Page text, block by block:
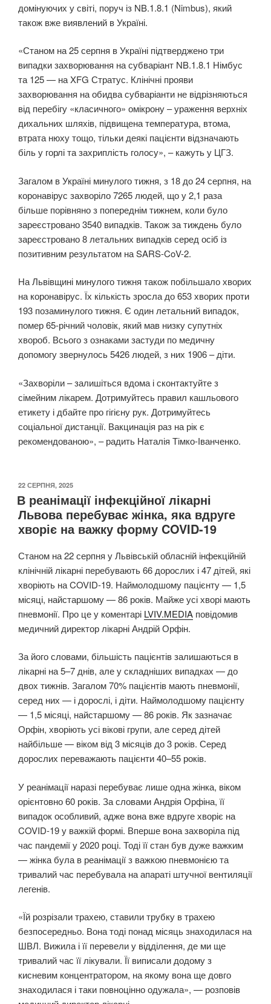
домінуючих у світі, поруч із NB.1.8.1 (Nimbus), який
також вже виявлений в Україні.
«Станом на 25 серпня в Україні підтверджено три
випадки захворювання на субваріант NB.1.8.1 Німбус
та 125 — на XFG Стратус. Клінічні прояви
захворювання на обидва субваріанти не відрізняються
від перебігу «класичного» омікрону – ураження верхніх
дихальних шляхів, підвищена температура, втома,
втрата нюху тощо, тільки деякі пацієнти відзначають
біль у горлі та захриплість голосу», – кажуть у ЦГЗ.
Загалом в Україні минулого тижня, з 18 до 24 серпня, на
коронавірус захворіло 7265 людей, що у 2,1 раза
більше порівняно з попереднім тижнем, коли було
зареєстровано 3540 випадків. Також за тиждень було
зареєстровано 8 летальних випадків серед осіб із
позитивним результатом на SARS-CoV-2.
На Львівщині минулого тижня також побільшало хворих
на коронавірус. Їх кількість зросла до 653 хворих проти
193 позаминулого тижня. Є один летальний випадок,
помер 65-річний чоловік, який мав низку супутніх
хвороб. Всього з ознаками застуди по медичну
допомогу звернулось 5426 людей, з них 1906 – діти.
«Захворіли – залишіться вдома і сконтактуйте з
сімейним лікарем. Дотримуйтесь правил кашльового
етикету і дбайте про гігієну рук. Дотримуйтесь
соціальної дистанції. Вакцинація раз на рік є
рекомендованою», – радить Наталія Тімко-Іванченко.
ОПУБЛІКОВАНО
22 СЕРПНЯ, 2025
В реанімації інфекційної лікарні
Львова перебуває жінка, яка вдруге
хворіє на важку форму COVID-19
Станом на 22 серпня у Львівській обласній інфекційній
клінічній лікарні перебувають 66 дорослих і 47 дітей, які
хворіють на COVID-19. Наймолодшому пацієнту — 1,5
місяці, найстаршому — 86 років. Майже усі хворі мають
пневмонії. Про це у коментарі LVIV.MEDIA повідомив
медичний директор лікарні Андрій Орфін.
За його словами, більшість пацієнтів залишаються в
лікарні на 5–7 днів, але у складніших випадках — до
двох тижнів. Загалом 70% пацієнтів мають пневмонії,
серед них — і дорослі, і діти. Наймолодшому пацієнту
— 1,5 місяці, найстаршому — 86 років. Як зазначає
Орфін, хворіють усі вікові групи, але серед дітей
найбільше — віком від 3 місяців до 3 років. Серед
дорослих переважають пацієнти 40–55 років.
У реанімації наразі перебуває лише одна жінка, віком
орієнтовно 60 років. За словами Андрія Орфіна, її
випадок особливий, адже вона вже вдруге хворіє на
COVID-19 у важкій формі. Вперше вона захворіла під
час пандемії у 2020 році. Тоді її стан був дуже важким
— жінка була в реанімації з важкою пневмонією та
тривалий час перебувала на апараті штучної вентиляції
легенів.
«Їй розрізали трахею, ставили трубку в трахею
безпосередньо. Вона тоді понад місяць знаходилася на
ШВЛ. Вижила і її перевели у відділення, де ми ще
тривалий час її лікували. Її виписали додому з
кисневим концентратором, на якому вона ще довго
знаходилася і таки повноцінно одужала», — розповів